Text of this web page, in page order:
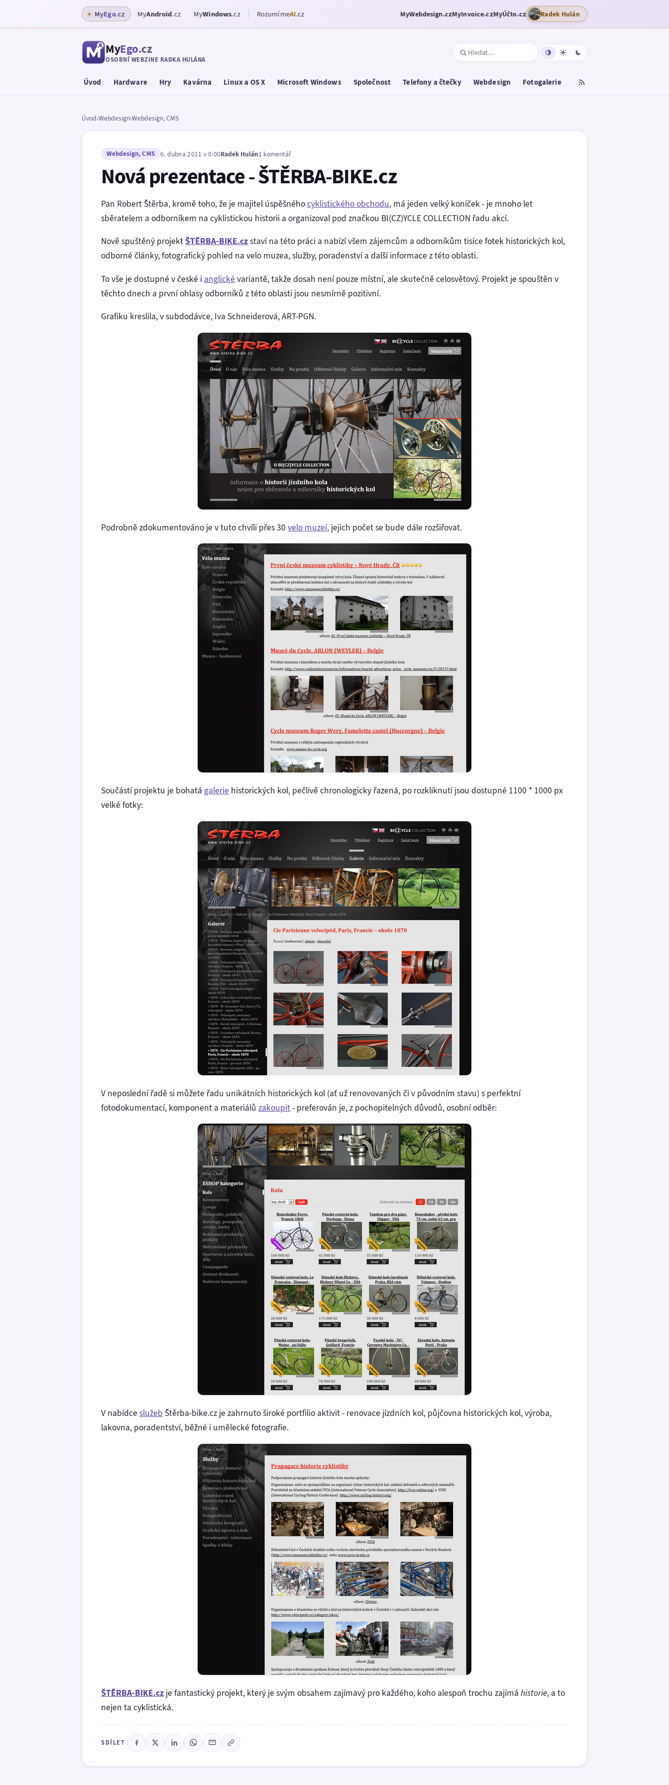
MyEgo.cz MyAndroid.cz MyWindows.cz RozumímeAI.cz MyWebdesign.czMyInvoice.czMyÚčto.cz Radek Hulán
MyEgo.cz
OSOBNÍ WEBZINE RADKA HULÁNA
Úvod Hardware Hry Kavárna Linux a OS X Microsoft Windows Společnost Telefony a čtečky Webdesign Fotogalerie
Úvod›Webdesign›Webdesign, CMS
Webdesign, CMS 6. dubna 2011 v 0:00Radek Hulán1 komentář
Nová prezentace - ŠTĚRBA-BIKE.cz
Pan Robert Štěrba, kromě toho, že je majitel úspěšnéhocyklistického obchodu, má jeden velký koníček - je mnoho let
sběratelem a odborníkem na cyklistickou historii a organizoval pod značkou BI(CZ)YCLE COLLECTION řadu akcí.
Nově spuštěný projektŠTĚRBA-BIKE.czstaví na této práci a nabízí všem zájemcům a odborníkům tisíce fotek historických kol,
odborné články, fotografický pohled na velo muzea, služby, poradenství a další informace z této oblasti.
To vše je dostupné v české i anglické variantě, takže dosah není pouze místní, ale skutečně celosvětový. Projekt je spouštěn v
těchto dnech a první ohlasy odborníků z této oblasti jsou nesmírně pozitivní.
Grafiku kreslila, v subdodávce, Iva Schneiderová, ART-PGN.
Podrobně zdokumentováno je v tuto chvíli přes 30 velo muzeí, jejich počet se bude dále rozšiřovat.
Součástí projektu je bohatá galerie historických kol, pečlivě chronologicky řazená, po rozkliknutí jsou dostupné 1100 * 1000 px
velké fotky:
V neposlední řadě si můžete řadu unikátních historických kol (ať už renovovaných či v původním stavu) s perfektní
fotodokumentací, komponent a materiálů zakoupit- preferován je, z pochopitelných důvodů, osobní odběr:
V nabídce služeb Štěrba-bike.cz je zahrnuto široké portfilio aktivit - renovace jízdních kol, půjčovna historických kol, výroba,
lakovna, poradentství, běžné i umělecké fotografie.
ŠTĚRBA-BIKE.cz je fantastický projekt, který je svým obsahem zajímavý pro každého, koho alespoň trochu zajímá historie, a to
nejen ta cyklistická.
SDÍLET